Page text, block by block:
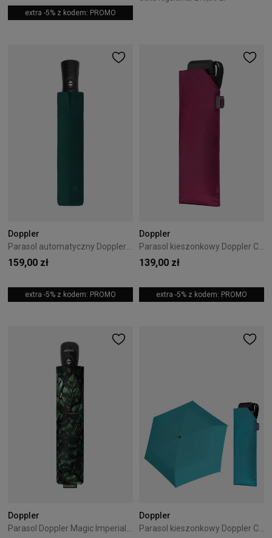
extra -5% z kodem: PROMO
Doppler
Parasol automatyczny Doppler Superstrong zielony
159,00 zł
extra -5% z kodem: PROMO
Doppler
Parasol kieszonkowy Doppler Carbonsteel Mini Slim fuksja
139,00 zł
extra -5% z kodem: PROMO
Doppler
Parasol Doppler Magic Imperial Crystal Leaves
Doppler
Parasol kieszonkowy Doppler Carbonsteel Mini Slim turkusowy